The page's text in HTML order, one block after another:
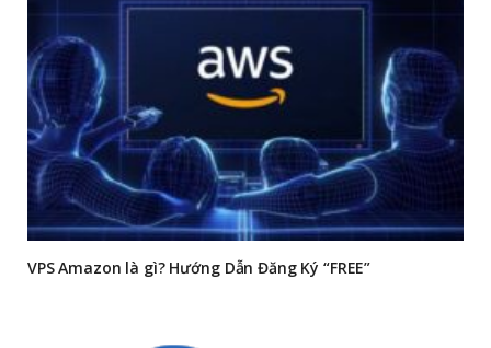
VPS Amazon là gì? Hướng Dẫn Đăng Ký “FREE”